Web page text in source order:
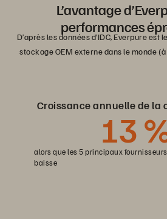
L’avantage
performances
D’après les données d’IDC, Everpure
stockage OEM externe dans le monde (à
Croissance annuelle de la
13
alors que les 5 principaux
baisse